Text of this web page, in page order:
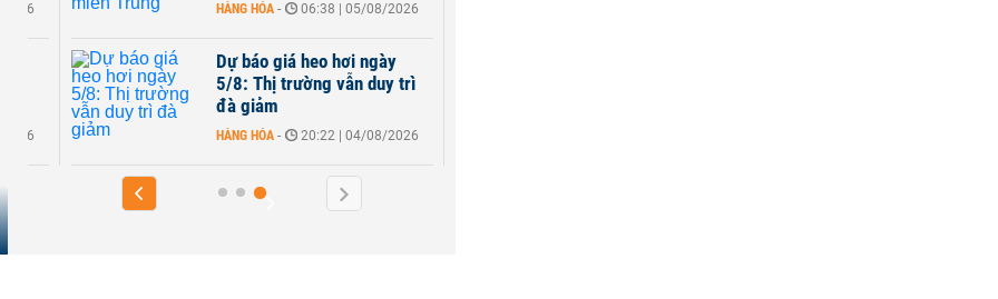
2026
2026
HÀNG HÓA - 06:38 | 05/08/2026
Dự báo giá heo hơi ngày
5/8: Thị trường vẫn duy trì
đà giảm
HÀNG HÓA - 20:22 | 04/08/2026